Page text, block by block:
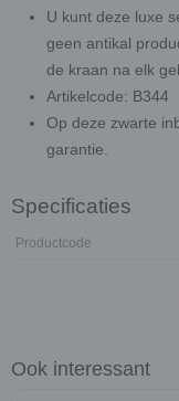
U kunt deze luxe
geen antikal
de kraan na elk
Artikelcode: B344
Op deze zwarte
garantie.
Specificaties
Productcode
Ook interessant